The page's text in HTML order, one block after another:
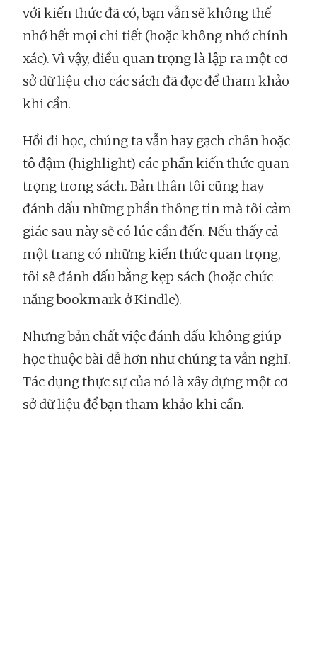
với kiến thức đã có, bạn vẫn sẽ không thể
nhớ hết mọi chi tiết (hoặc không nhớ chính
xác). Vì vậy, điều quan trọng là lập ra một cơ
sở dữ liệu cho các sách đã đọc để tham khảo
khi cần.
Hồi đi học, chúng ta vẫn hay gạch chân hoặc
tô đậm (highlight) các phần kiến thức quan
trọng trong sách. Bản thân tôi cũng hay
đánh dấu những phần thông tin mà tôi cảm
giác sau này sẽ có lúc cần đến. Nếu thấy cả
một trang có những kiến thức quan trọng,
tôi sẽ đánh dấu bằng kẹp sách (hoặc chức
năng bookmark ở Kindle).
Nhưng bản chất việc đánh dấu không giúp
học thuộc bài dễ hơn như chúng ta vẫn nghĩ.
Tác dụng thực sự của nó là xây dựng một cơ
sở dữ liệu để bạn tham khảo khi cần.